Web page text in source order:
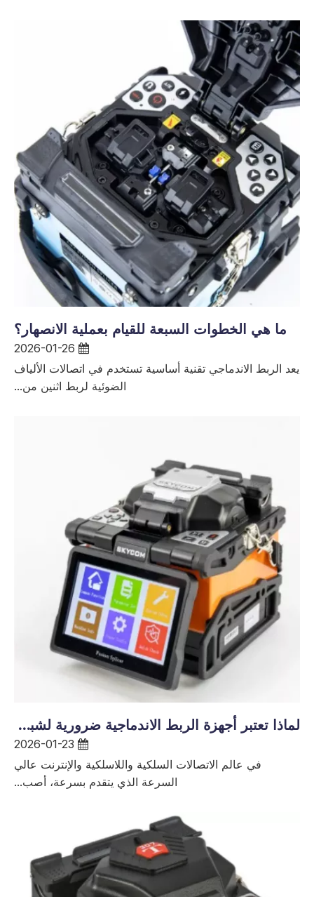
ما هي الخطوات السبعة للقيام بعملية الانصهار؟
يعد الربط الاندماجي تقنية أساسية تستخدم في اتصالات الألياف
الضوئية لربط اثنين من...
لماذا تعتبر أجهزة الربط الاندماجية ضرورية لشبكات الألياف الضوئية عالية الجودة
في عالم الاتصالات السلكية واللاسلكية والإنترنت عالي
السرعة الذي يتقدم بسرعة، أصب...